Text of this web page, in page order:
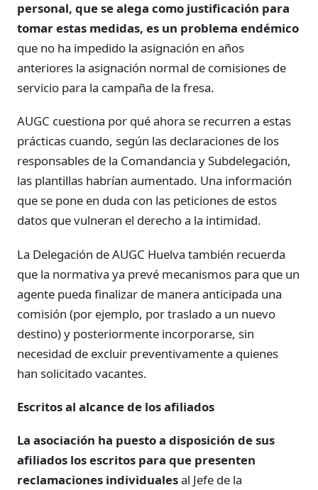
personal, que se alega como justificación para
tomar estas medidas, es un problema endémico
que no ha impedido la asignación en años
anteriores la asignación normal de comisiones de
servicio para la campaña de la fresa.
AUGC cuestiona por qué ahora se recurren a estas
prácticas cuando, según las declaraciones de los
responsables de la Comandancia y Subdelegación,
las plantillas habrían aumentado. Una información
que se pone en duda con las peticiones de estos
datos que vulneran el derecho a la intimidad.
La Delegación de AUGC Huelva también recuerda
que la normativa ya prevé mecanismos para que un
agente pueda finalizar de manera anticipada una
comisión (por ejemplo, por traslado a un nuevo
destino) y posteriormente incorporarse, sin
necesidad de excluir preventivamente a quienes
han solicitado vacantes.
Escritos al alcance de los afiliados
La asociación ha puesto a disposición de sus
afiliados los escritos para que presenten
reclamaciones individualesal Jefe de la